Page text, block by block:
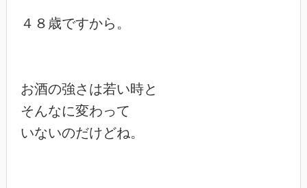
４８歳ですから。
お酒の強さは若い時と
そんなに変わって
いないのだけどね。